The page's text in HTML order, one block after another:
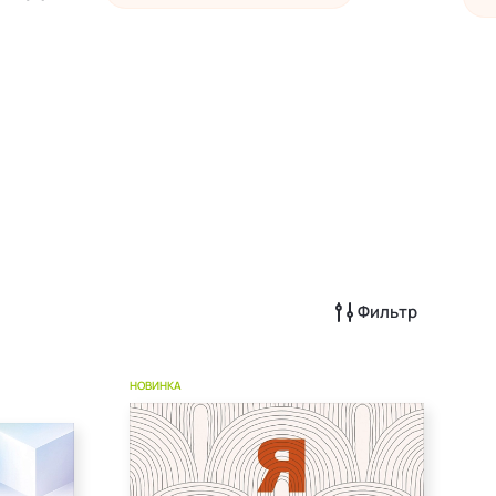
Фильтр
НОВИНКА